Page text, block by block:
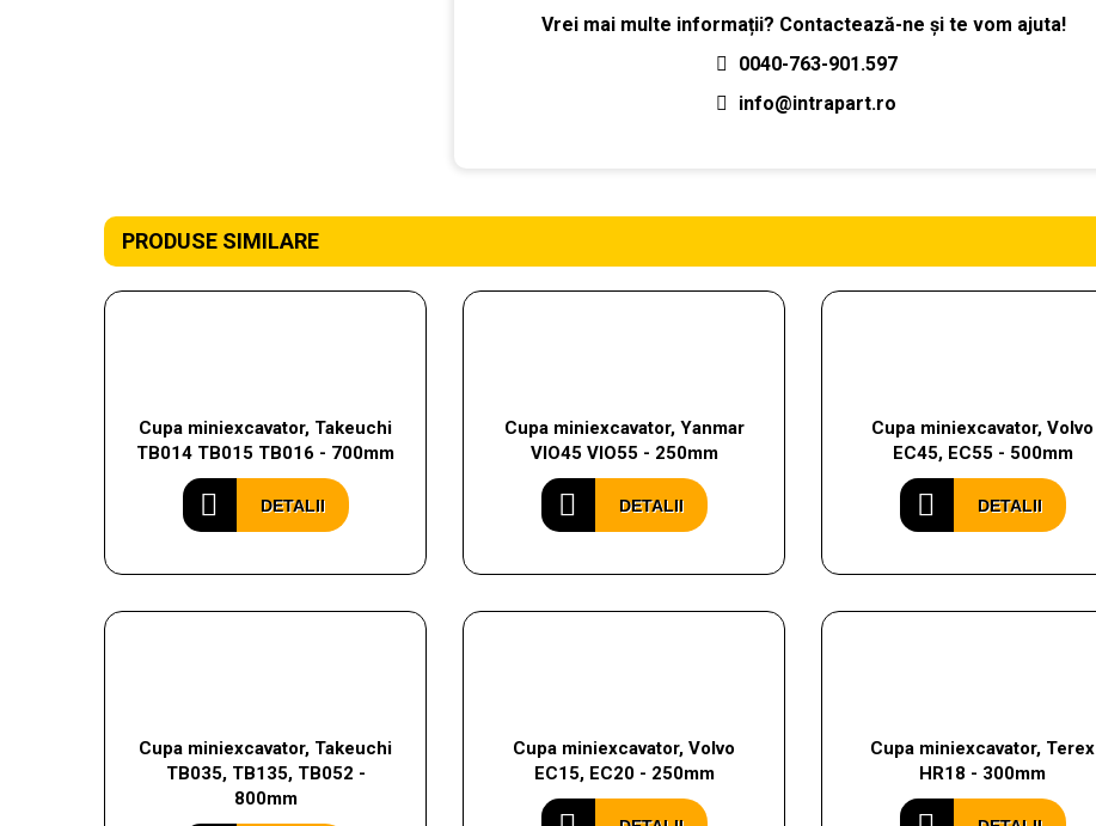
Vrei mai multe informații? Contactează-ne și te vom ajuta!
0040-763-901.597
info@intrapart.ro
PRODUSE SIMILARE
Cupa miniexcavator, Takeuchi
TB014 TB015 TB016 - 700mm
DETALII
Cupa miniexcavator, Yanmar
VIO45 VIO55 - 250mm
DETALII
Cupa miniexcavator, Volvo
EC45, EC55 - 500mm
DETALII
Cupa miniexcavator, Takeuchi
TB035, TB135, TB052 -
800mm
Cupa miniexcavator, Volvo
EC15, EC20 - 250mm
Cupa miniexcavator, Terex
HR18 - 300mm